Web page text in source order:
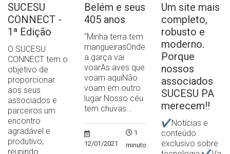
SUCESU
CONNECT -
1ª Edição
O SUCESU
CONNECT tem o
objetivo de
proporcionar
aos seus
associados e
parceiros um
encontro
agradável e
produtivo,
reunindo
Belém e seus
405 anos
“Minha terra tem
mangueirasOnde
a garça vai
voarAs aves que
voam aquiNão
voam em outro
lugar Nosso céu
tem chuvas...
12/01/2021
1
minuto
Um site mais
completo,
robusto e
moderno.
Porque
nossos
associados
SUCESU PA
merecem!!
✔Notícias e
conteúdo
exclusivo sobre